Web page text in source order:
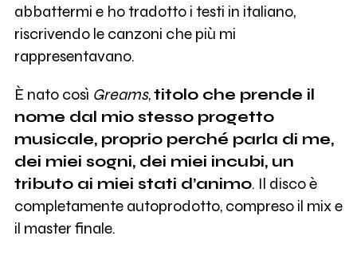
abbattermi e ho tradotto i testi in italiano,
riscrivendo le canzoni che più mi
rappresentavano.
È nato così Greams,titolo che prende il
nome dal mio stesso progetto
musicale, proprio perché parla di me,
dei miei sogni, dei miei incubi, un
tributo ai miei stati d’animo. Il disco è
completamente autoprodotto, compreso il mix e
il master finale.